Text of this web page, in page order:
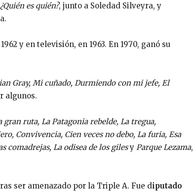
¿Quién es quién?, junto a Soledad Silveyra, y
y en televisión, en 1963. En 1970, ganó su
Gray, Mi cuñado, Durmiendo con mi jefe, El
algunos.
gran ruta, La Patagonia rebelde, La tregua,
Convivencia, Cien veces no debo, La furia, Esa
comadrejas, La odisea de los gilesy Parque Lezama,
ser amenazado por la Triple A. Fue diputado